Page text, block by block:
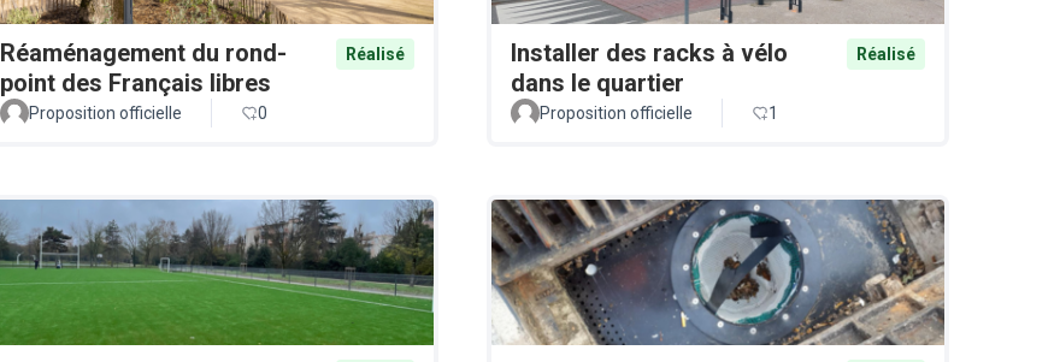
Réaménagement du rond-
point des Français libres
Réalisé
Proposition officielle 0
Installer des racks à vélo
dans le quartier
Réalisé
Proposition officielle 1